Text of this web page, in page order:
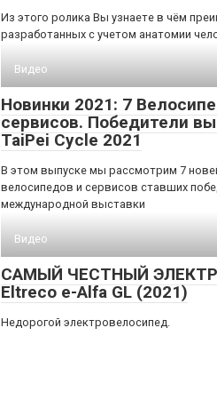
Из этого ролика Вы узнаете в чём
разработанных с учетом анатомии
Видео
Новинки 2021: 7
сервисов. Победители
TaiPei Cycle 2021
В этом выпуске мы рассмотрим 7
велосипедов и сервисов ставших
международной выставки
Видео
САМЫЙ ЧЕСТНЫЙ
Eltreco e-Alfa GL (2021)
Недорогой электровелосипед.